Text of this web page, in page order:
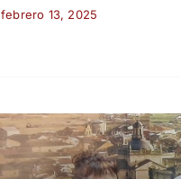
febrero 13, 2025